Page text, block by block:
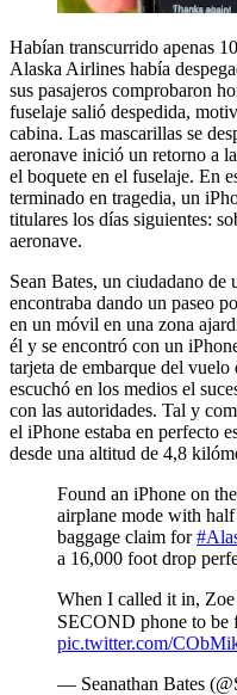
Habían transcurrido apenas
Alaska Airlines había
sus pasajeros comprobaron
fuselaje salió despedida,
cabina. Las mascarillas se
aeronave inició un retorno a
el boquete en el fuselaje. En
terminado en tragedia, un
titulares los días siguientes:
aeronave.
Sean Bates, un ciudadano de
encontraba dando un paseo
en un móvil en una zona
él y se encontró con un
tarjeta de embarque del
escuchó en los medios el
con las autoridades. Tal y
el iPhone estaba en perfecto
desde una altitud de 4,8
Found an iPhone on
airplane mode with
baggage claim for
a 16,000 foot drop
When I called it in, Zoe
SECOND phone to
pic.twitter.com/
— Seanathan Bates